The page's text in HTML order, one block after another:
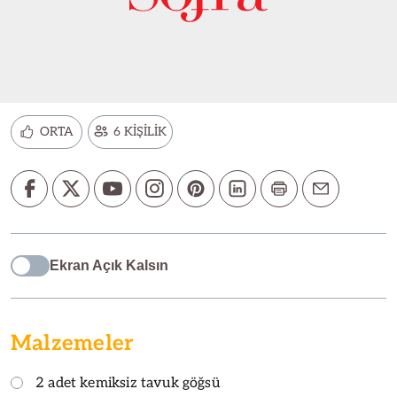
ORTA 6 KİŞİLİK
Ekran Açık Kalsın
Malzemeler
2 adet kemiksiz tavuk göğsü